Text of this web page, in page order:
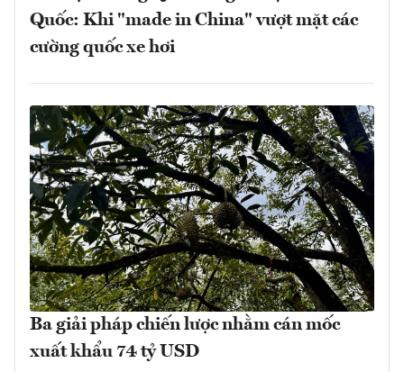
Quốc: Khi "made in China" vượt mặt các
cường quốc xe hơi
Ba giải pháp chiến lược nhằm cán mốc
xuất khẩu 74 tỷ USD